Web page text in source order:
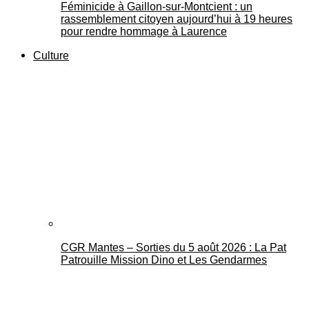
Féminicide à Gaillon‑sur‑Montcient : un
rassemblement citoyen aujourd’hui à 19 heures
pour rendre hommage à Laurence
Culture
CGR Mantes – Sorties du 5 août 2026 : La Pat
Patrouille Mission Dino et Les Gendarmes